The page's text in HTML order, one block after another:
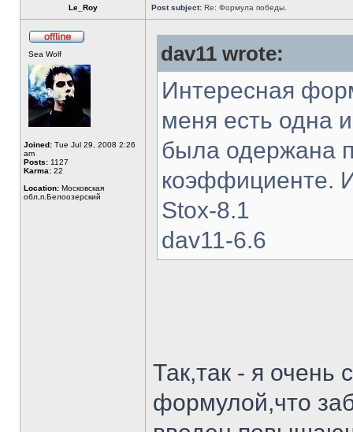
Le_Roy Post subject: Re: Формула победы.
Sea Wolf
Joined: Tue Jul 29, 2008 2:26
am
Posts: 1127
Karma: 22
Location: Московская
обл,п.Белоозерский
dav11 wrote:
Интересная
меня есть одна
была одержана
коэффициенте.
Stox-8.1
dav11-6.6
Так,так - я очень
формулой,что